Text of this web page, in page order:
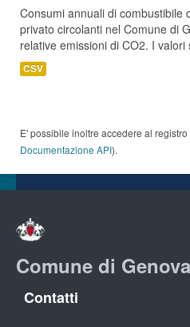
Consumi annuali di combustibile
privato circolanti nel Comune di
relative emissioni di CO2. I valori
CSV
E' possibile inoltre accedere al
Documentazione API).
Comune di Genova
Contatti